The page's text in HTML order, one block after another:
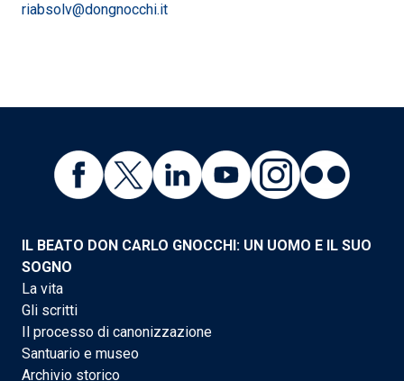
riabsolv@dongnocchi.it
IL BEATO DON CARLO GNOCCHI: UN UOMO E IL SUO
SOGNO
La vita
Gli scritti
Il processo di canonizzazione
Santuario e museo
Archivio storico